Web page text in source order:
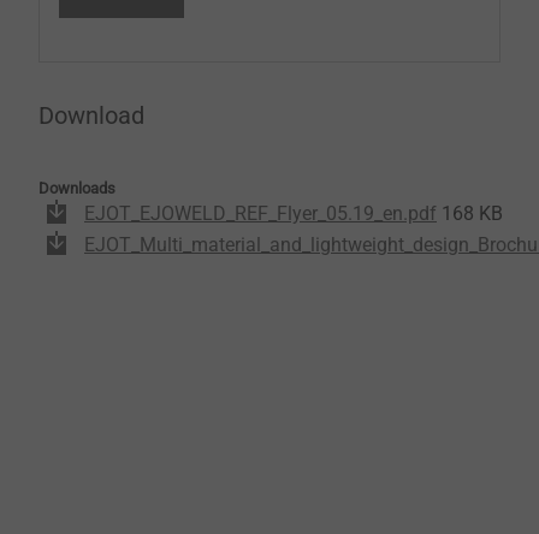
Download
Downloads
EJOT_EJOWELD_REF_Flyer_05.19_en.pdf 168 KB